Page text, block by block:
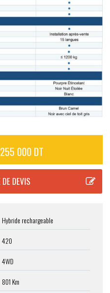
255 000 DT
Hybride rechargeable
420
4WD
801 Km